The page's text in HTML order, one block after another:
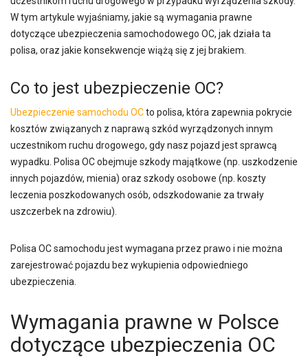
W tym artykule wyjaśniamy, jakie są wymagania prawne
dotyczące ubezpieczenia samochodowego OC, jak działa ta
polisa, oraz jakie konsekwencje wiążą się z jej brakiem.
Co to jest ubezpieczenie OC?
Ubezpieczenie samochodu OCto polisa, która zapewnia pokrycie
kosztów związanych z naprawą szkód wyrządzonych innym
uczestnikom ruchu drogowego, gdy nasz pojazd jest sprawcą
wypadku. Polisa OC obejmuje szkody majątkowe (np. uszkodzenie
innych pojazdów, mienia) oraz szkody osobowe (np. koszty
leczenia poszkodowanych osób, odszkodowanie za trwały
uszczerbek na zdrowiu).
Polisa OC samochodu jest wymagana przez prawo i nie można
zarejestrować pojazdu bez wykupienia odpowiedniego
ubezpieczenia.
Wymagania prawne w Polsce
dotyczące ubezpieczenia OC